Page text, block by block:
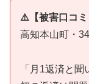
⚠️【被害口コミ
高知本山町・
「月1返済と